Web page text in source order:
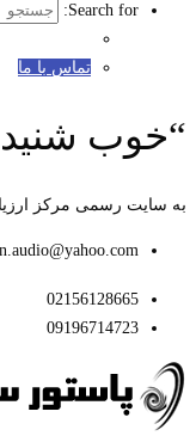
Search for:
تماس با ما
“خوب
به سایت رسمی مرکز
02156128665
09196714723